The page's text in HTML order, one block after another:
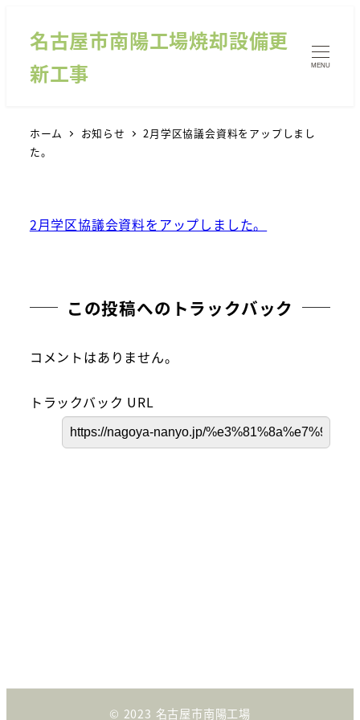
名古屋市南陽工場焼却設備更
新工事
MENU
ホーム お知らせ
2月学区協議会資料をアップしまし
た。
2月学区協議会資料をアップしました。
この投稿へのトラックバック
コメントはありません。
トラックバック URL
© 2023 名古屋市南陽工場